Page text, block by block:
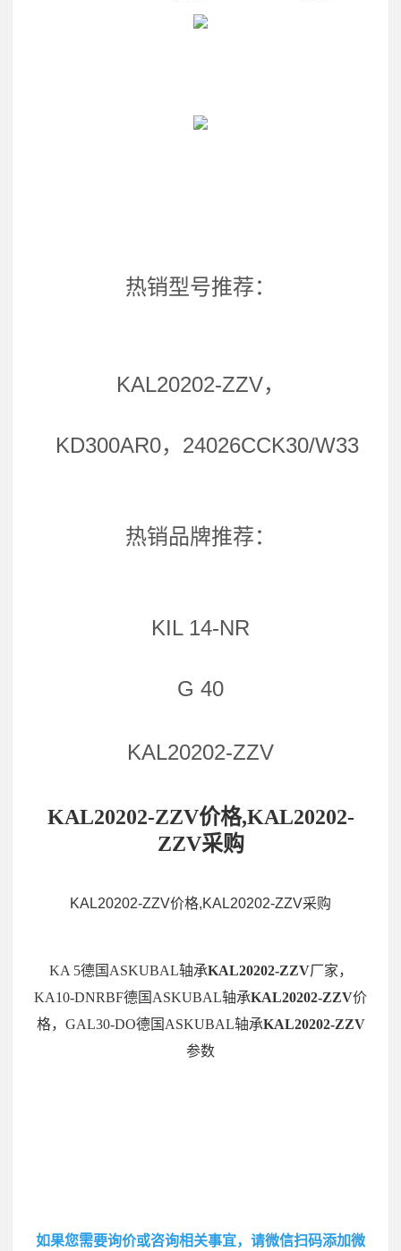
热销型号推荐：
KAL20202-ZZV，
KD300AR0，24026CCK30/W33
热销品牌推荐：
KIL 14-NR
G 40
KAL20202-ZZV
KAL20202-ZZV价格,KAL20202-
ZZV采购
KAL20202-ZZV价格,KAL20202-ZZV采购
KA 5德国ASKUBAL轴承KAL20202-ZZV厂家，
KA10-DNRBF德国ASKUBAL轴承KAL20202-ZZV价
格，GAL30-DO德国ASKUBAL轴承KAL20202-ZZV
参数
如果您需要询价或咨询相关事宜，请微信扫码添加微